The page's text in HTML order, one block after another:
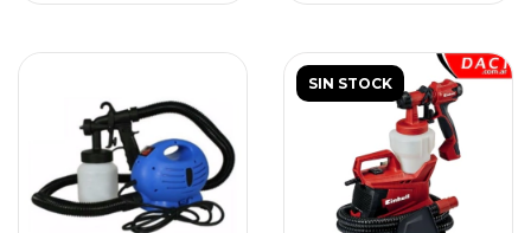
SIN STOCK